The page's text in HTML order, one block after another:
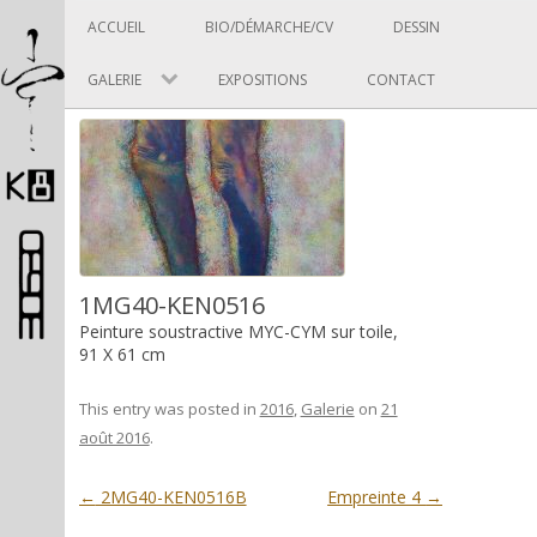
Pascal Picard
ACCUEIL BIO/DÉMARCHE/CV DESSIN
GALERIE EXPOSITIONS CONTACT
1MG40-KEN0516
Peinture soustractive MYC-CYM sur toile,
91 X 61 cm
This entry was posted in 2016, Galerie on 21
août 2016.
Post navigation
← 2MG40-KEN0516B Empreinte 4 →